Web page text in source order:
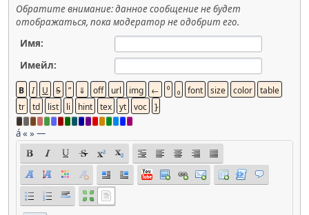
Обратите внимание: данное сообщение не будет
отображаться, пока модератор не одобрит его.
Имя:
Имейл:
á« »—